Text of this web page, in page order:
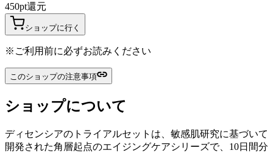
450pt還元
ショップに行く
※ご利用前に必ずお読みください
このショップの注意事項
ショップについて
ディセンシアのトライアルセットは、敏感肌研究に基づいて
開発された角層起点のエイジングケアシリーズで、10日間分